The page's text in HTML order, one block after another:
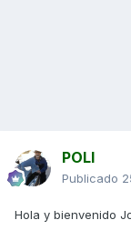
POLI
Publicado
Hola y bienvenido